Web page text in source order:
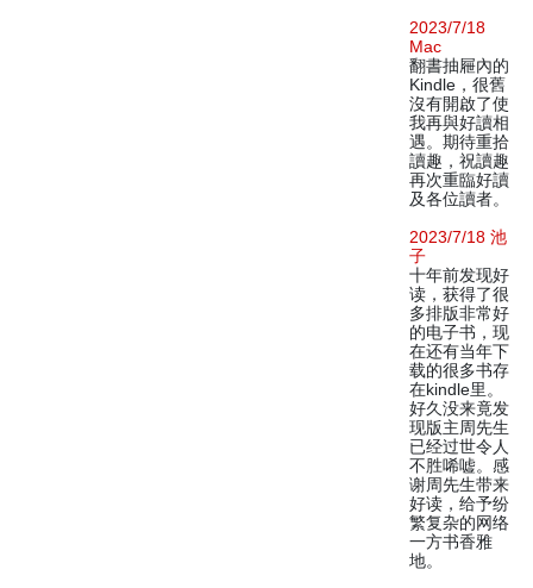
2023/7/18
Mac
翻書抽屜內的
Kindle，很舊
沒有開啟了使
我再與好讀相
遇。期待重拾
讀趣，祝讀趣
再次重臨好讀
及各位讀者。
2023/7/18 池
子
十年前发现好
读，获得了很
多排版非常好
的电子书，现
在还有当年下
载的很多书存
在kindle里。
好久没来竟发
现版主周先生
已经过世令人
不胜唏嘘。感
谢周先生带来
好读，给予纷
繁复杂的网络
一方书香雅
地。